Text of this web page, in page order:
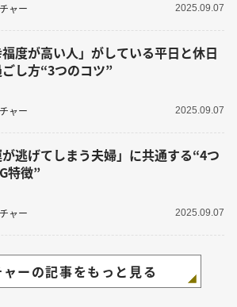
ャー 2025.09.07
福度が高い人」がしている平日と休日
し方“3つのコツ”
ャー 2025.09.07
が逃げてしまう夫婦」に共通する“4つ
特徴”
ャー 2025.09.07
ーの記事をもっと見る